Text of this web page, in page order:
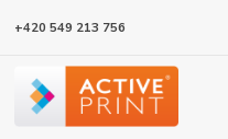
+420 549 213 756